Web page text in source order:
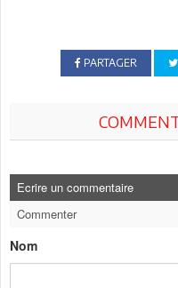
PARTAGER
Ecrire un commentaire
Commenter
Nom